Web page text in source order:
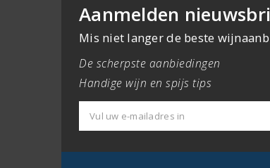
Aanmelden
Mis niet langer de beste
De scherpste aanbiedingen
Handige wijn en spijs tips